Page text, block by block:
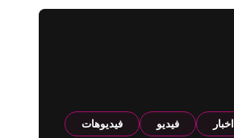
اخبار فيديو فيديوهات